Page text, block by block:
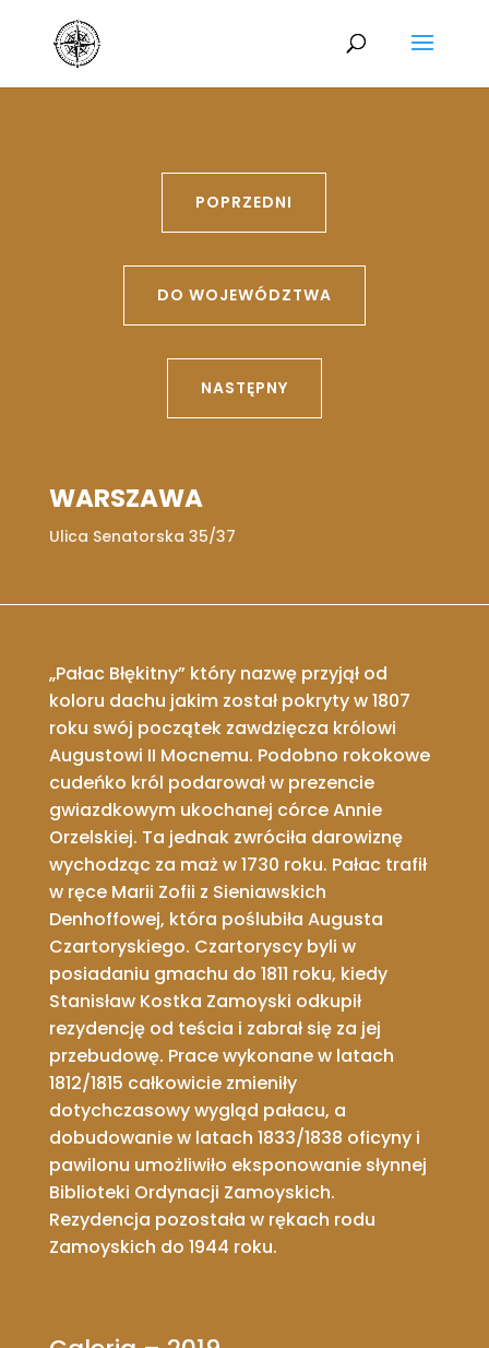
POPRZEDNI
DO WOJEWÓDZTWA
NASTĘPNY
WARSZAWA
Ulica Senatorska 35/37
„Pałac Błękitny” który nazwę przyjął od
koloru dachu jakim został pokryty w 1807
roku swój początek zawdzięcza królowi
Augustowi II Mocnemu. Podobno rokokowe
cudeńko król podarował w prezencie
gwiazdkowym ukochanej córce Annie
Orzelskiej. Ta jednak zwróciła darowiznę
wychodząc za maż w 1730 roku. Pałac trafił
w ręce Marii Zofii z Sieniawskich
Denhoffowej, która poślubiła Augusta
Czartoryskiego. Czartoryscy byli w
posiadaniu gmachu do 1811 roku, kiedy
Stanisław Kostka Zamoyski odkupił
rezydencję od teścia i zabrał się za jej
przebudowę. Prace wykonane w latach
1812/1815 całkowicie zmieniły
dotychczasowy wygląd pałacu, a
dobudowanie w latach 1833/1838 oficyny i
pawilonu umożliwiło eksponowanie słynnej
Biblioteki Ordynacji Zamoyskich.
Rezydencja pozostała w rękach rodu
Zamoyskich do 1944 roku.